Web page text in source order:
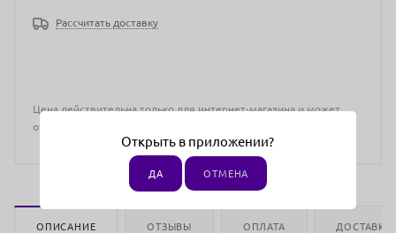
Рассчитать доставку
Цена действительна только для интернет-магазина и может
отличаться от цен в розничных магазинах
ОПИСАНИЕ ОТЗЫВЫ ОПЛАТА ДОСТАВКА
Открыть в приложении?
ДА ОТМЕНА